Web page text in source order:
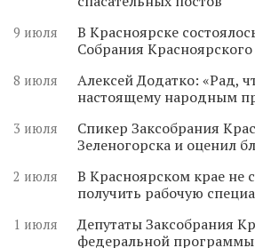
9 июля
В Красноярске
Собрания
8 июля
Алексей Додатко: «Рад,
настоящему народным
3 июля
Спикер Заксобрания
Зеленогорска и оценил
2 июля
В Красноярском крае не
получить рабочую
1 июля
Депутаты Заксобрания
федеральной программы